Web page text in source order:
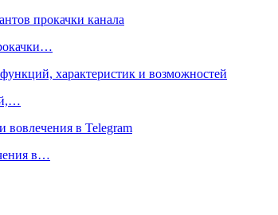
в…